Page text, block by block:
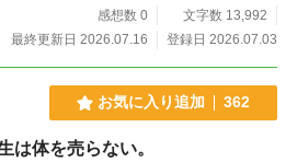
感想数 0
文字数 13,992
最終更新日 2026.07.16
登録日 2026.07.03
お気に入り追加 362
は体を売らない。